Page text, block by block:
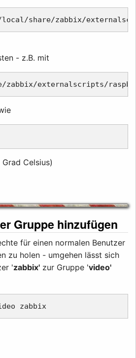
- z.B. mit
Celsius)
Gruppe hinzufügen
für einen normalen Benutzer
zu holen - umgehen lässt sich
'zabbix' zur Gruppe 'video'